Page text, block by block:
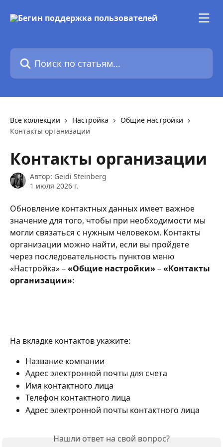
Поиск по статьям...
Все коллекции Настройка
Общие настройки
Контакты организации
Контакты организации
Автор: Geidi Steinberg
1 июля 2026 г.
Обновление контактных данных имеет важное
значение для того, чтобы при необходимости мы
могли связаться с нужным человеком. Контакты
организации можно найти, если вы пройдете
через последовательность пунктов меню
«Настройка» – «Общие настройки» – «Контакты
организации»:
На вкладке контактов укажите:
Название компании
Адрес электронной почты для счета
Имя контактного лица
Телефон контактного лица
Адрес электронной почты контактного лица
Нашли ответ на свой вопрос?